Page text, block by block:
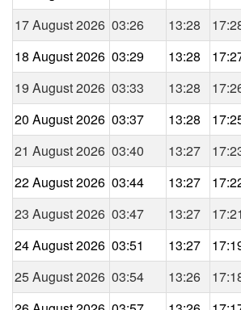
17 August 2026 03:26 13:28
18 August 2026 03:29 13:28
19 August 2026 03:33 13:28
20 August 2026 03:37 13:28
21 August 2026 03:40 13:27
22 August 2026 03:44 13:27
23 August 2026 03:47 13:27 17:21
24 August 2026 03:51 13:27
25 August 2026 03:54 13:26